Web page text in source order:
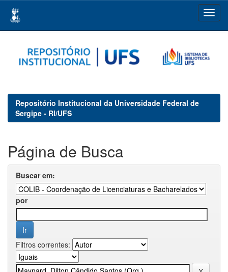
navigation
Repositório Institucional da Universidade Federal de
Sergipe - RI/UFS
Página de Busca
Buscar em:
por
Filtros correntes: